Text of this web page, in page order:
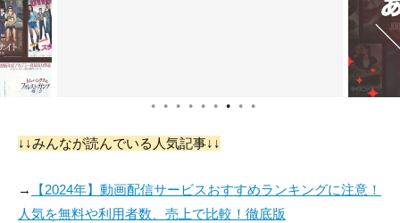
● ● ● ● ● ● ● ● ●
↓↓みんなが読んでいる人気記事↓↓
→
【2024年】動画配信サービスおすすめランキングに注意！
人気を無料や利用者数、売上で比較！徹底版